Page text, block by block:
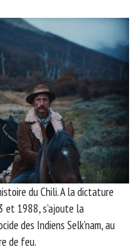
du Chili. A la dictature
et 1988, s’ajoute la
des Indiens Selk’nam, au
de feu.